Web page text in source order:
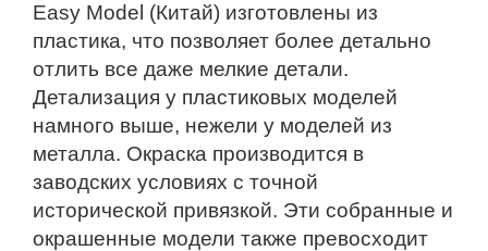
Easy Model (Китай) изготовлены из
пластика, что позволяет более детально
отлить все даже мелкие детали.
Детализация у пластиковых моделей
намного выше, нежели у моделей из
металла. Окраска производится в
заводских условиях с точной
исторической привязкой. Эти собранные и
окрашенные модели также превосходит